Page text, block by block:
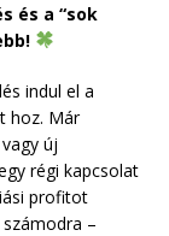
és a “sok
indul el a
hoz. Már
új
régi kapcsolat
profitot
–